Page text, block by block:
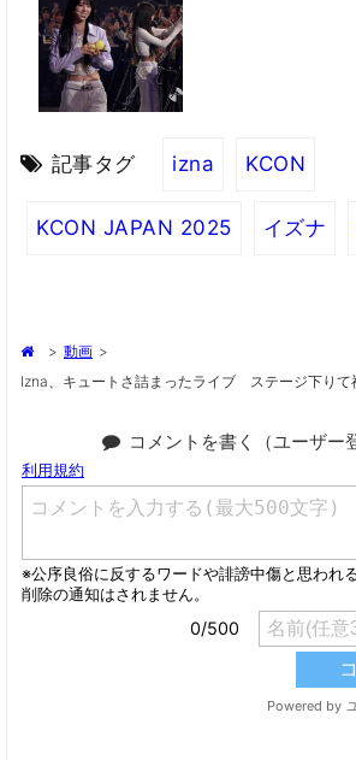
記事タグ izna KCON
KCON JAPAN 2025 イズナ
> 動画 >
Izna、キュートさ詰まったライブ ステージ下りて
コメントを書く（ユーザー